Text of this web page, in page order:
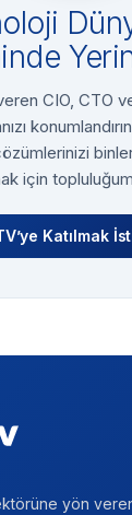
CIO, CTO
için
Katılmak
yön